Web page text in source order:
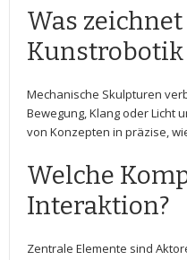
Was
Kunstrobotik⁣
Mechanische Skulpturen
Bewegung,​ Klang oder ‍Licht‌
von ​Konzepten in präzise,
Welche
‌Interaktion?
Zentrale ⁢Elemente sind